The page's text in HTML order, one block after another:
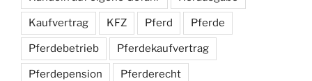
Kaufvertrag KFZ Pferd Pferde
Pferdebetrieb Pferdekaufvertrag
Pferdepension Pferderecht